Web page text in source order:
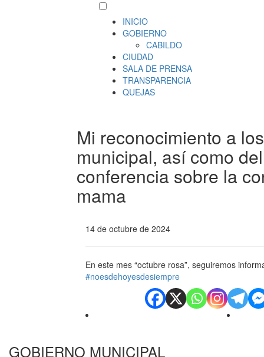
INICIO
GOBIERNO
CABILDO
CIUDAD
SALA DE PRENSA
TRANSPARENCIA
QUEJAS
Mi reconocimiento a
municipal, así como
conferencia sobre la
mama
14 de octubre de 2024
En este mes “octubre rosa”, seguiremos
#noesdehoyesdesiempre
GOBIERNO MUNICIPAL